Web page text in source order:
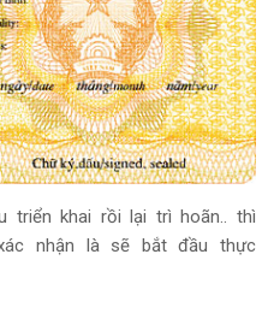
triển khai rồi lại trì hoãn.. thì
nhận là sẽ bắt đầu thực